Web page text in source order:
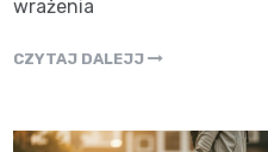
wrażenia
CZYTAJ DALEJJ